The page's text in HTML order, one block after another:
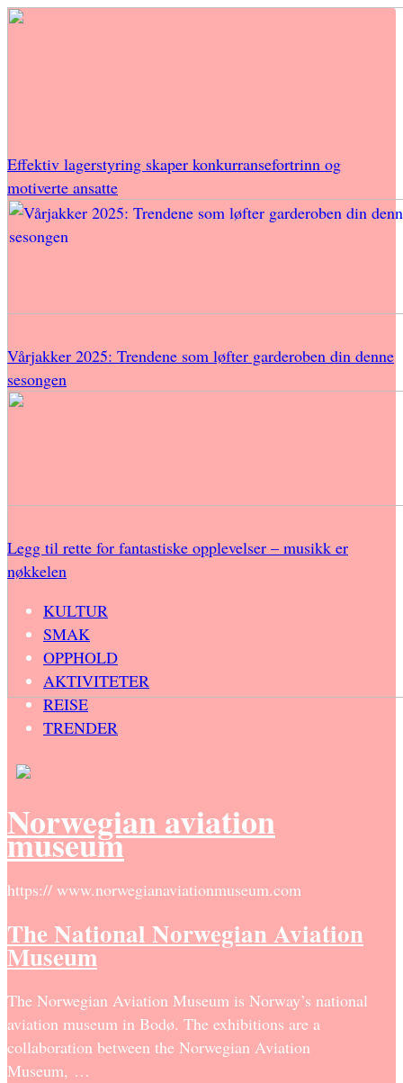
Effektiv lagerstyring skaper konkurransefortrinn og
motiverte ansatte
Vårjakker 2025: Trendene som løfter garderoben din denne
sesongen
Legg til rette for fantastiske opplevelser – musikk er
nøkkelen
KULTUR
SMAK
OPPHOLD
AKTIVITETER
REISE
TRENDER
Norwegian aviation
museum
https:// www.norwegianaviationmuseum.com
The National Norwegian Aviation
Museum
The Norwegian Aviation Museum is Norway’s national
aviation museum in Bodø. The exhibitions are a
collaboration between the Norwegian Aviation
Museum, …